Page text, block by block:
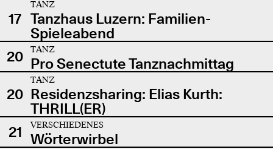
17
TANZ
Tanzhaus Luzern: Familien-
Spieleabend
20
TANZ
Pro Senectute Tanznachmittag
20
TANZ
Residenzsharing: Elias Kurth:
THRILL(ER)
21
VERSCHIEDENES
Wörterwirbel